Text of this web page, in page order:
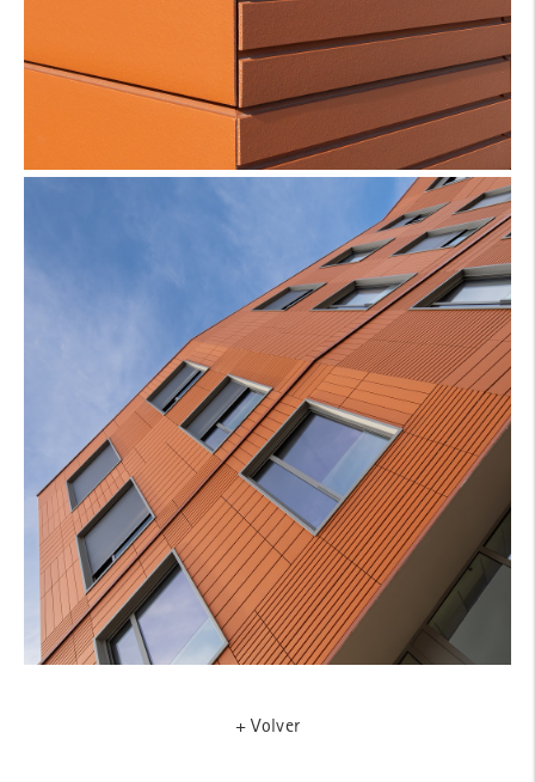
+ Volver